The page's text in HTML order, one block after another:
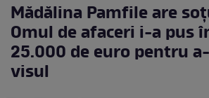
Mădălina Pamfile are
Omul de afaceri i-a pus
25.000 de euro pentru
visul